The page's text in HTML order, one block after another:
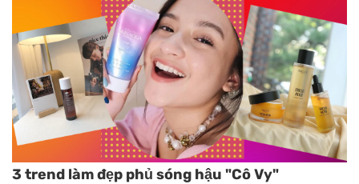
3 trend làm đẹp phủ sóng hậu "Cô Vy"